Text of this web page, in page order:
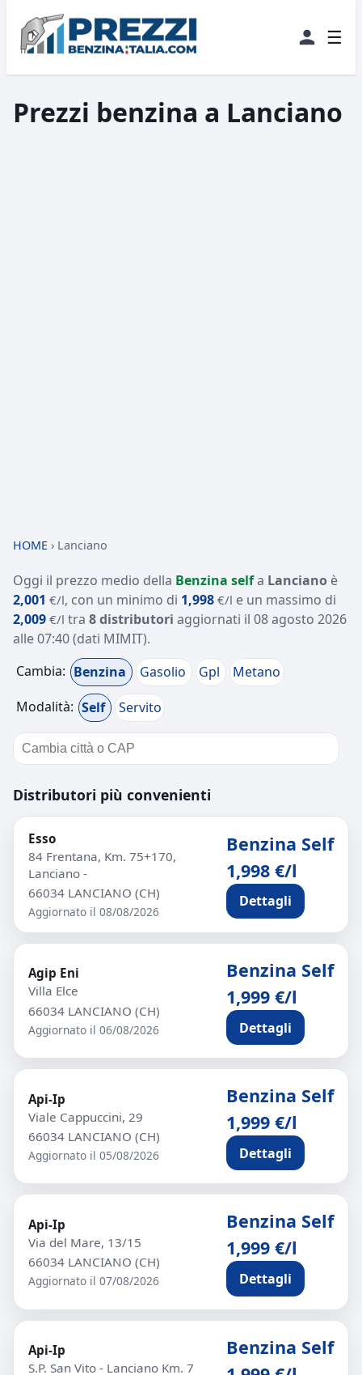
☰
Prezzi benzina a Lanciano
HOME › Lanciano
Oggi il prezzo medio della Benzina selfa Lanciano è
2,001 €/l, con un minimo di 1,998 €/l e un massimo di
2,009 €/l tra 8 distributori aggiornati il 08 agosto 2026
alle 07:40(dati MIMIT).
Cambia: Benzina Gasolio Gpl
Metano
Modalità: Self Servito
Distributori più convenienti
Esso
84 Frentana, Km. 75+170,
Lanciano -
66034 LANCIANO (CH)
Aggiornato il 08/08/2026
Benzina Self
1,998 €/l
Dettagli
Agip Eni
Villa Elce
66034 LANCIANO (CH)
Aggiornato il 06/08/2026
Benzina Self
1,999 €/l
Dettagli
Api-Ip
Viale Cappuccini, 29
66034 LANCIANO (CH)
Aggiornato il 05/08/2026
Benzina Self
1,999 €/l
Dettagli
Api-Ip
Via del Mare, 13/15
66034 LANCIANO (CH)
Aggiornato il 07/08/2026
Benzina Self
1,999 €/l
Dettagli
Api-Ip
S.P. San Vito - Lanciano Km. 7
Benzina Self